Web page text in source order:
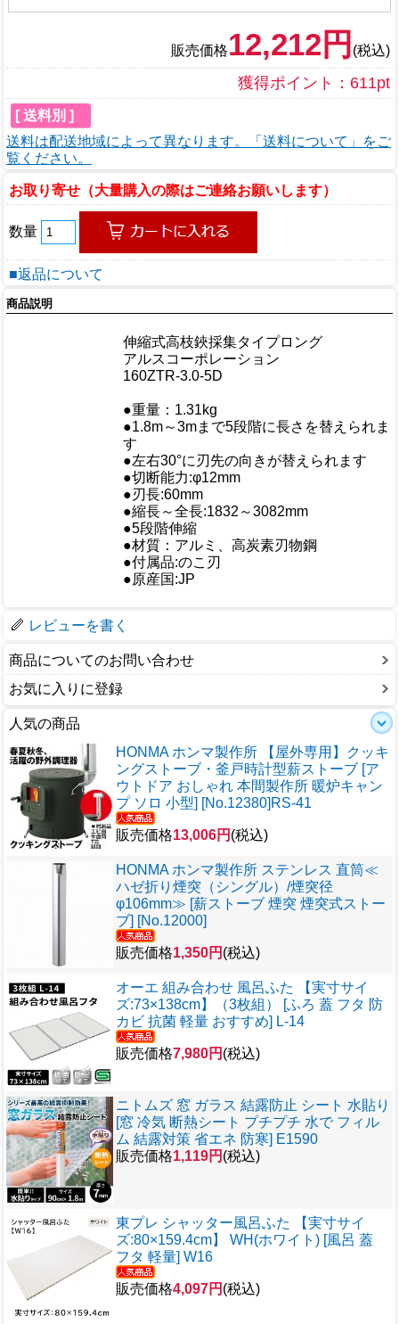
販売価格12,212円 (税込)
獲得ポイント：611pt
[ 送料別 ]
送料は配送地域によって異なります。「送料について」をご
覧ください。
お取り寄せ（大量購入の際はご連絡お願いします）
数量
■返品について
商品説明
伸縮式高枝鋏採集タイプロング
アルスコーポレーション
160ZTR-3.0-5D
●重量：1.31kg
●1.8m～3mまで5段階に長さを替えられま
す
●左右30°に刃先の向きが替えられます
●切断能力:φ12mm
●刃長:60mm
●縮長～全長:1832～3082mm
●5段階伸縮
●材質：アルミ、高炭素刃物鋼
●付属品:のこ刃
●原産国:JP
レビューを書く
商品についてのお問い合わせ
お気に入りに登録
人気の商品
HONMA ホンマ製作所 【屋外専用】クッキ
ングストーブ・釜戸時計型薪ストーブ [ア
ウトドア おしゃれ 本間製作所 暖炉キャン
プ ソロ 小型] [No.12380]RS-41
販売価格13,006円 (税込)
HONMA ホンマ製作所 ステンレス 直筒≪
ハゼ折り煙突（シングル）/煙突径
φ106mm≫ [薪ストーブ 煙突 煙突式ストー
ブ] [No.12000]
販売価格1,350円 (税込)
オーエ 組み合わせ 風呂ふた 【実寸サイ
ズ:73×138cm】（3枚組） [ふろ 蓋 フタ 防
カビ 抗菌 軽量 おすすめ] L-14
販売価格7,980円 (税込)
ニトムズ 窓 ガラス 結露防止 シート 水貼り
[窓 冷気 断熱シート プチプチ 水で フィル
ム 結露対策 省エネ 防寒] E1590
販売価格1,119円 (税込)
東プレ シャッター風呂ふた 【実寸サイ
ズ:80×159.4cm】 WH(ホワイト) [風呂 蓋
フタ 軽量] W16
販売価格4,097円 (税込)